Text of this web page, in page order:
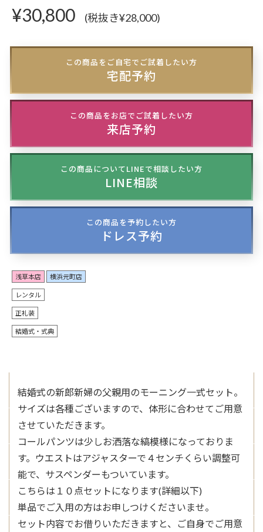
¥30,800 (税抜き¥28,000)
この商品をご自宅でご試着したい方
宅配予約
この商品をお店でご試着したい方
来店予約
この商品についてLINEで相談したい方
LINE相談
この商品を予約したい方
ドレス予約
浅草本店 横浜元町店
レンタル
正礼装
結婚式・式典
結婚式の新郎新婦の父親用のモーニング一式セット。
サイズは各種ございますので、体形に合わせてご用意
させていただきます。
コールパンツは少しお洒落な縞模様になっておりま
す。ウエストはアジャスターで４センチくらい調整可
能で、サスペンダーもついています。
こちらは１０点セットになります(詳細以下)
単品でご入用の方はお申しつけくださいませ。
セット内容でお借りいただきますと、ご自身でご用意